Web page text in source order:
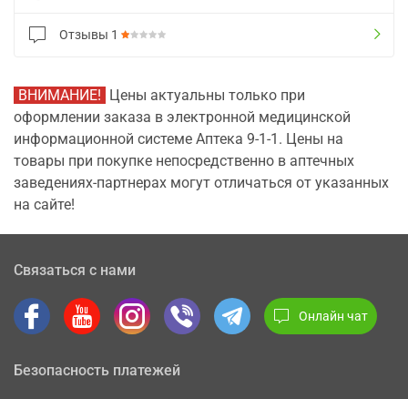
Отзывы 1
ВНИМАНИЕ! Цены актуальны только при
оформлении заказа в электронной медицинской
информационной системе Аптека 9-1-1. Цены на
товары при покупке непосредственно в аптечных
заведениях-партнерах могут отличаться от указанных
на сайте!
Связаться с нами
Онлайн чат
Безопасность платежей